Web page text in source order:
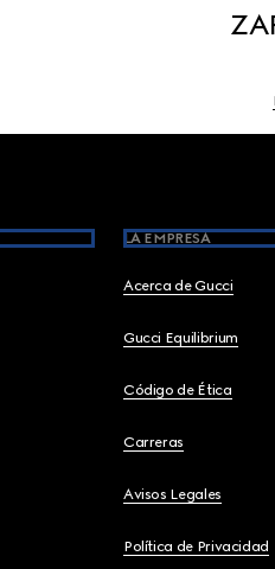
LA EMPRESA
Acerca de Gucci
Gucci Equilibrium
Código de Ética
Carreras
Avisos Legales
Política de Privacidad